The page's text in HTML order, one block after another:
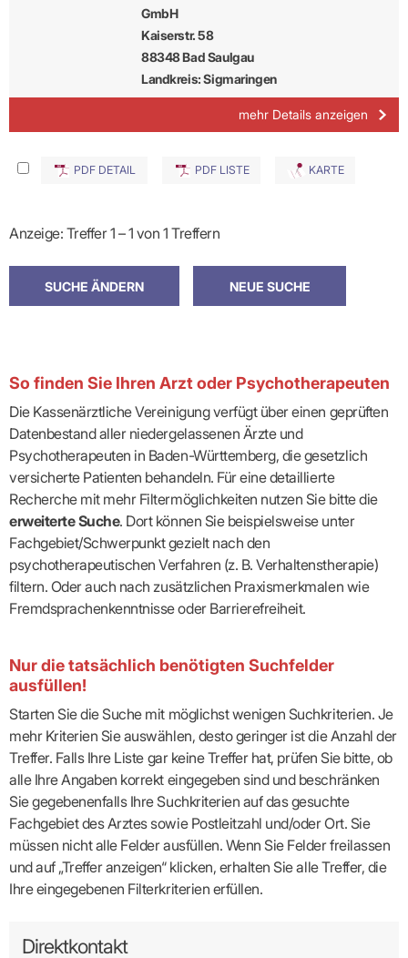
GmbH
Kaiserstr. 58
88348 Bad Saulgau
Landkreis: Sigmaringen
mehr Details anzeigen
PDF DETAIL PDF LISTE KARTE
Anzeige: Treffer 1 – 1 von 1 Treffern
So finden Sie Ihren Arzt oder Psychotherapeuten
Die Kassenärztliche Vereinigung verfügt über einen geprüften
Datenbestand aller niedergelassenen Ärzte und
Psychotherapeuten in Baden-Württemberg, die gesetzlich
versicherte Patienten behandeln. Für eine detaillierte
Recherche mit mehr Filtermöglichkeiten nutzen Sie bitte die
erweiterte Suche. Dort können Sie beispielsweise unter
Fachgebiet/Schwerpunkt gezielt nach den
psychotherapeutischen Verfahren (z. B. Verhaltenstherapie)
filtern. Oder auch nach zusätzlichen Praxismerkmalen wie
Fremdsprachenkenntnisse oder Barrierefreiheit.
Nur die tatsächlich benötigten Suchfelder
ausfüllen!
Starten Sie die Suche mit möglichst wenigen Suchkriterien. Je
mehr Kriterien Sie auswählen, desto geringer ist die Anzahl der
Treffer. Falls Ihre Liste gar keine Treffer hat, prüfen Sie bitte, ob
alle Ihre Angaben korrekt eingegeben sind und beschränken
Sie gegebenenfalls Ihre Suchkriterien auf das gesuchte
Fachgebiet des Arztes sowie Postleitzahl und/oder Ort. Sie
müssen nicht alle Felder ausfüllen. Wenn Sie Felder freilassen
und auf „Treffer anzeigen“ klicken, erhalten Sie alle Treffer, die
Ihre eingegebenen Filterkriterien erfüllen.
Direktkontakt